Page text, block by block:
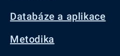
Databáze a aplikace
Metodika